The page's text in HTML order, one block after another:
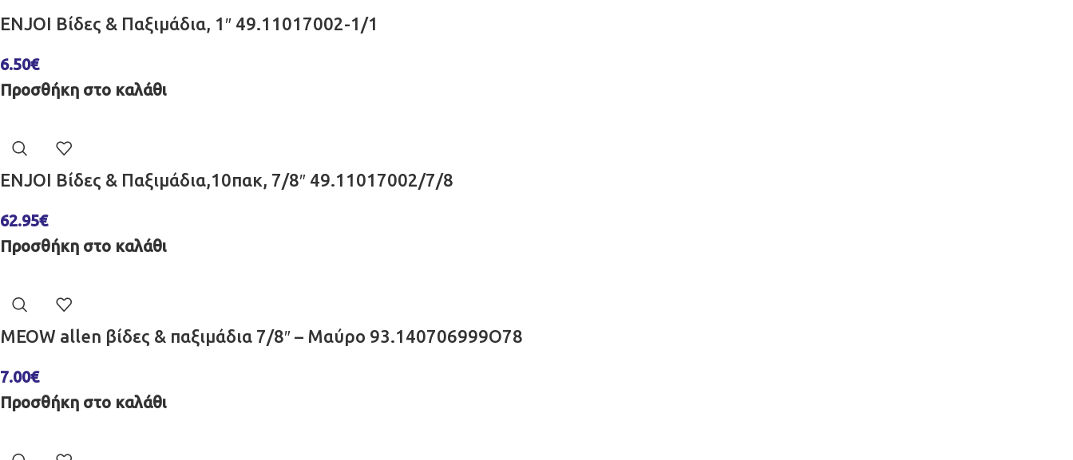
ENJOI Βίδες & Παξιμάδια, 1″ 49.11017002-1/1
6.50€
Προσθήκη στο καλάθι
ENJOI Βίδες & Παξιμάδια,10πακ, 7/8″ 49.11017002/7/8
62.95€
Προσθήκη στο καλάθι
MEOW allen βίδες & παξιμάδια 7/8″ – Μαύρο 93.140706999O78
7.00€
Προσθήκη στο καλάθι